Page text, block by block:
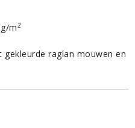
m 2
raglan mouwen en